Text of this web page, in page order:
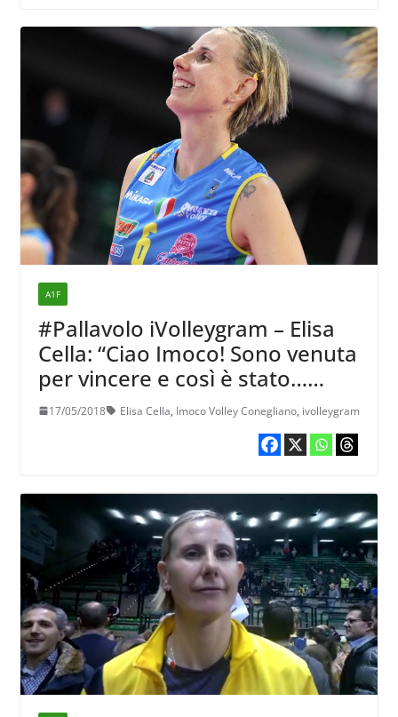
A1F
#Pallavolo iVolleygram – Elisa
Cella: “Ciao Imoco! Sono venuta
per vincere e così è stato…
grazie”
17/05/2018 Elisa Cella, Imoco Volley Conegliano, ivolleygram